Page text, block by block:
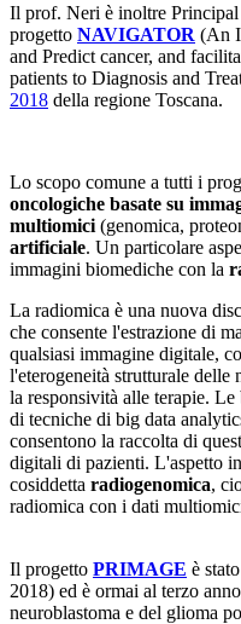
Il prof. Neri è inoltre
progetto NAVIGATOR (An
and Predict cancer, and
patients to Diagnosis and
2018 della regione Toscana.
Lo scopo comune a tutti i
oncologiche basate su
multiomici (genomica,
artificiale. Un particolare
immagini biomediche con la
La radiomica è una nuova
che consente l'estrazione di
qualsiasi immagine digitale,
l'eterogeneità strutturale delle
la responsività alle terapie.
di tecniche di big data
consentono la raccolta di
digitali di pazienti. L'aspetto
cosiddetta radiogenomica,
radiomica con i dati
Il progetto PRIMAGE è
2018) ed è ormai al terzo
neuroblastoma e del glioma